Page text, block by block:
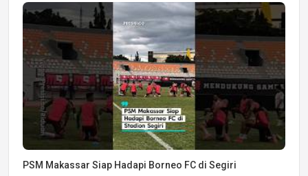
PSM Makassar Siap Hadapi Borneo FC di Segiri